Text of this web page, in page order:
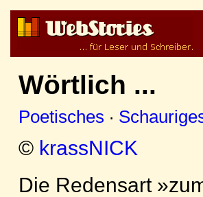
Wörtlich ...
Poetisches ·
© krassNICK
Die Redensart